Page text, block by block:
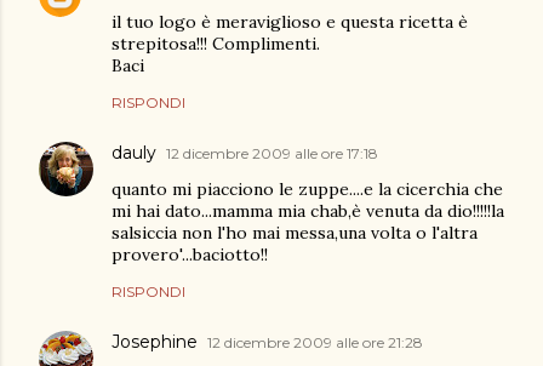
il tuo logo è meraviglioso e questa ricetta è
strepitosa!!! Complimenti.
Baci
RISPONDI
dauly 12 dicembre 2009 alle ore 17:18
quanto mi piacciono le zuppe....e la cicerchia che
mi hai dato...mamma mia chab,è venuta da dio!!!!!la
salsiccia non l'ho mai messa,una volta o l'altra
provero'...baciotto!!
RISPONDI
Josephine 12 dicembre 2009 alle ore 21:28